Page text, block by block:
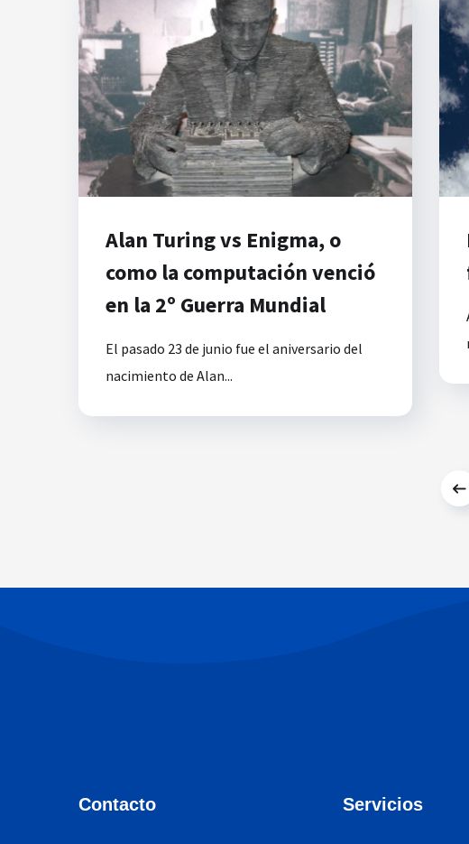
Alan Turing vs Enigma, o
como la computación venció
en la 2º Guerra Mundial
El pasado 23 de junio fue el aniversario del
nacimiento de Alan...
Contacto Servicios